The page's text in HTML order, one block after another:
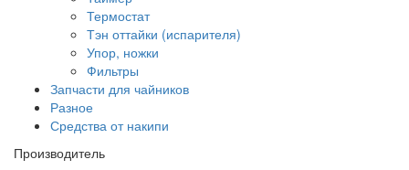
Термостат
Тэн оттайки (испарителя)
Упор, ножки
Фильтры
Запчасти для чайников
Разное
Средства от накипи
Производитель